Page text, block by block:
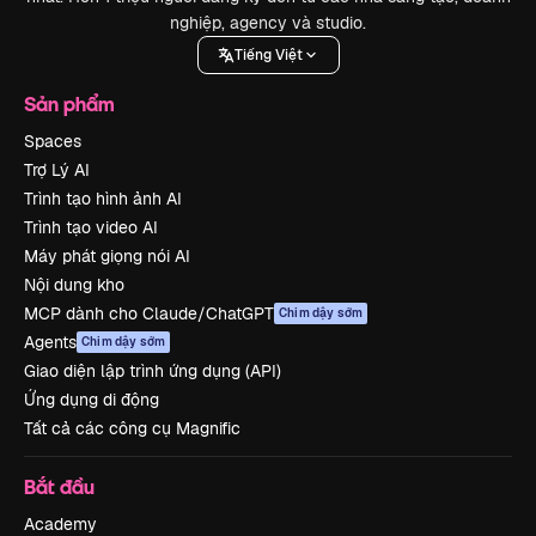
nghiệp, agency và studio.
Tiếng Việt
Sản phẩm
Spaces
Trợ Lý AI
Trình tạo hình ảnh AI
Trình tạo video AI
Máy phát giọng nói AI
Nội dung kho
MCP dành cho Claude/ChatGPT Chim dậy sớm
Agents Chim dậy sớm
Giao diện lập trình ứng dụng (API)
Ứng dụng di động
Tất cả các công cụ Magnific
Bắt đầu
Academy